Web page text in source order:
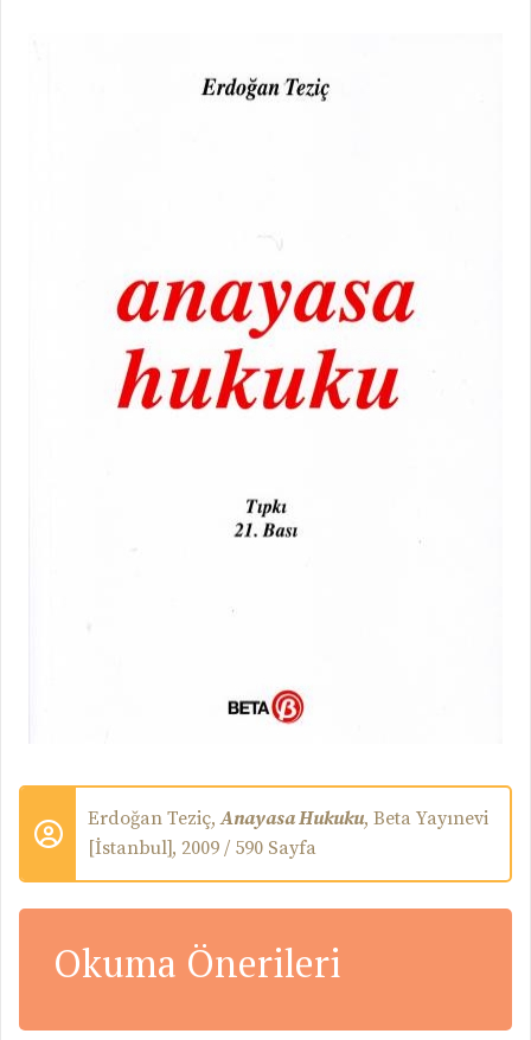
Erdoğan Teziç,Anayasa Hukuku, Beta Yayınevi
[İstanbul], 2009 / 590 Sayfa
Okuma Önerileri